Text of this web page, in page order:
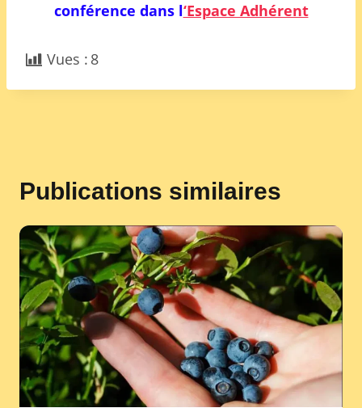
conférence dans l‘Espace Adhérent
Vues : 8
Publications similaires